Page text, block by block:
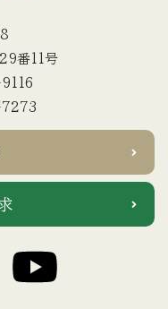
番11号